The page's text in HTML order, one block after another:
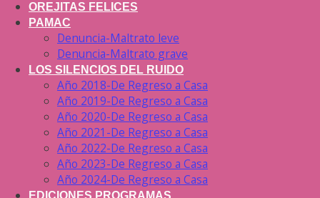
OREJITAS FELICES
PAMAC
Denuncia-Maltrato leve
Denuncia-Maltrato grave
LOS SILENCIOS DEL RUIDO
Año 2018-De Regreso a Casa
Año 2019-De Regreso a Casa
Año 2020-De Regreso a Casa
Año 2021-De Regreso a Casa
Año 2022-De Regreso a Casa
Año 2023-De Regreso a Casa
Año 2024-De Regreso a Casa